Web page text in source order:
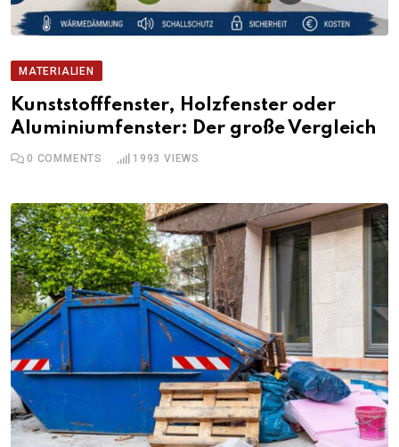
MATERIALIEN
Kunststofffenster, Holzfenster oder
Aluminiumfenster: Der große Vergleich
0 COMMENTS 1993 VIEWS